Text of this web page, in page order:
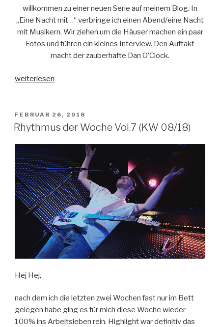
willkommen zu einer neuen Serie auf meinem Blog. In
„Eine Nacht mit…“ verbringe ich einen Abend/eine Nacht
mit Musikern. Wir ziehen um die Häuser machen ein paar
Fotos und führen ein kleines Interview. Den Auftakt
macht der zauberhafte Dan O’Clock.
„Eine
DAN
O’CLOCK
weiterlesen
VERÖFFENTLICHT
AM
FEBRUAR 26, 2018
Rhythmus der Woche Vol.7 (KW 08/18)
Hej Hej,
nach dem ich die letzten zwei Wochen fast nur im Bett
gelegen habe ging es für mich diese Woche wieder
100% ins Arbeitsleben rein. Highlight war definitiv das